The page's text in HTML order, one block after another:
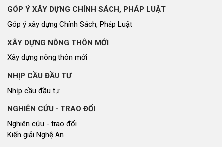
GÓP Ý XÂY DỰNG CHÍNH SÁCH, PHÁP LUẬT
Góp ý xây dựng Chính Sách, Pháp Luật
XÂY DỰNG NÔNG THÔN MỚI
Xây dựng nông thôn mới
NHỊP CẦU ĐẦU TƯ
Nhịp cầu đầu tư
NGHIÊN CỨU - TRAO ĐỔI
Nghiên cứu - trao đổi
Kiến giải Nghệ An